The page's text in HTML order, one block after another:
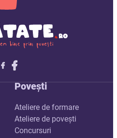
Follow me on X
Follow me on LinkedIn
Follow me on X
Povești
Ateliere de formare
Ateliere de povești
Concursuri